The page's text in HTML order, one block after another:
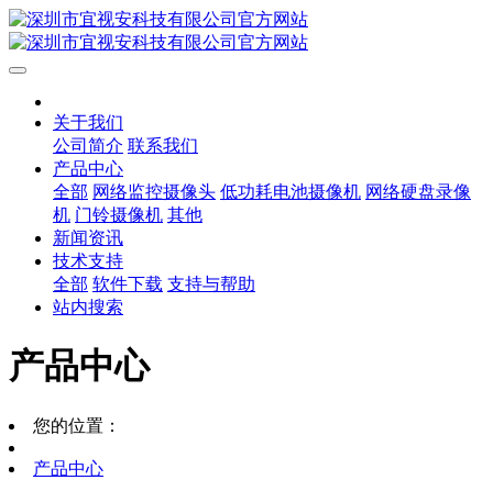
关于我们
公司简介 联系我们
产品中心
全部 网络监控摄像头 低功耗电池摄像机 网络硬盘录像
机 门铃摄像机 其他
新闻资讯
技术支持
全部 软件下载 支持与帮助
站内搜索
产品中心
您的位置：
产品中心